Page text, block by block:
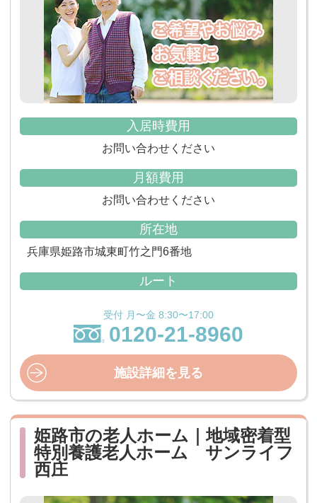
入居時費用
お問い合わせください
月額費用
お問い合わせください
所在地
兵庫県姫路市城東町竹之門6番地
ルート
受付 月〜金 8:30〜17:00
0120-21-8960
施設詳細を見る
姫路市の老人ホーム｜地域密着型
特別養護老人ホーム サンライフ
西庄